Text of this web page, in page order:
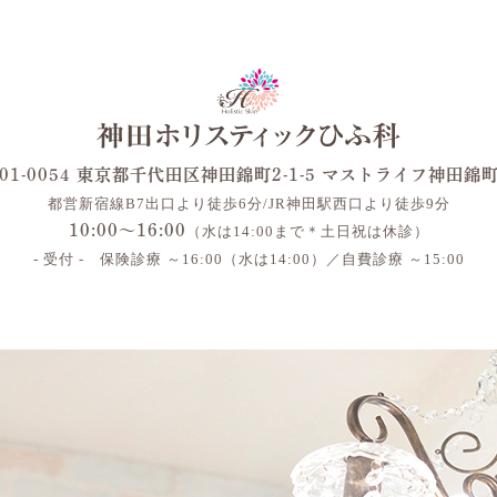
0054 東京都千代田区神田錦町2-1-5 マストライフ神田錦
都営新宿線B7出口より徒歩6分/JR神田駅西口より徒歩9分
10:00～16:00 （水は14:00まで＊土日祝は休診）
- 受付 - 保険診療 ～16:00（水は14:00）／自費診療 ～15:00